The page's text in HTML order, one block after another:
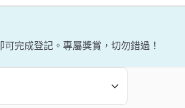
完成登記。專屬獎賞，切勿錯過！